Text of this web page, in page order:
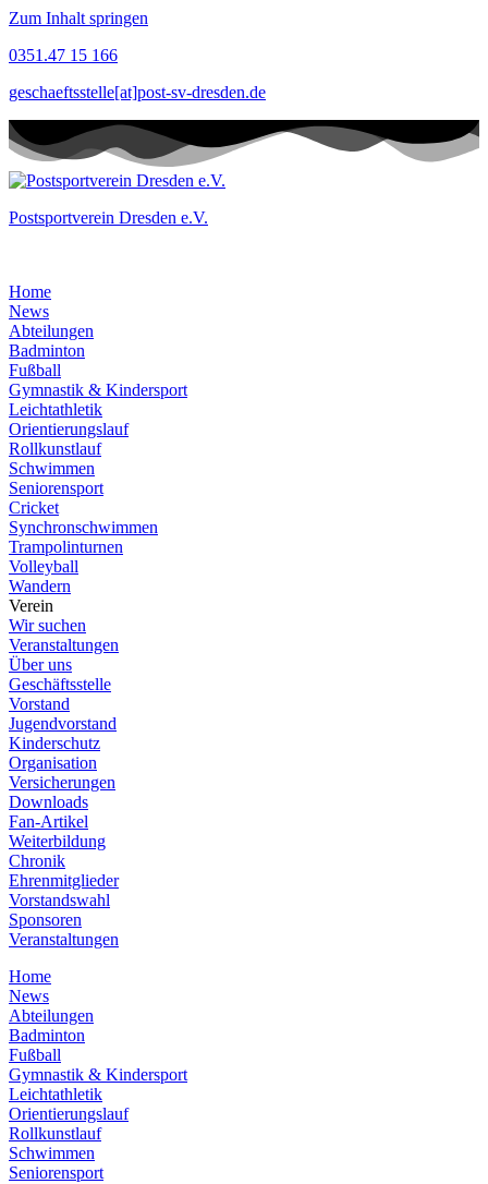
Zum Inhalt springen
0351.47 15 166
geschaeftsstelle[at]post-sv-dresden.de
Postsportverein Dresden e.V.
Home
News
Abteilungen
Badminton
Fußball
Gymnastik & Kindersport
Leichtathletik
Orientierungslauf
Rollkunstlauf
Schwimmen
Seniorensport
Cricket
Synchronschwimmen
Trampolinturnen
Volleyball
Wandern
Verein
Wir suchen
Veranstaltungen
Über uns
Geschäftsstelle
Vorstand
Jugendvorstand
Kinderschutz
Organisation
Versicherungen
Downloads
Fan-Artikel
Weiterbildung
Chronik
Ehrenmitglieder
Vorstandswahl
Sponsoren
Veranstaltungen
Home
News
Abteilungen
Badminton
Fußball
Gymnastik & Kindersport
Leichtathletik
Orientierungslauf
Rollkunstlauf
Schwimmen
Seniorensport